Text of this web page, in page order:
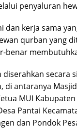
penyaluran
dan kerja sama
qurban yang
benar
secara
antaranya
MUI
Pantai
dan Pondok